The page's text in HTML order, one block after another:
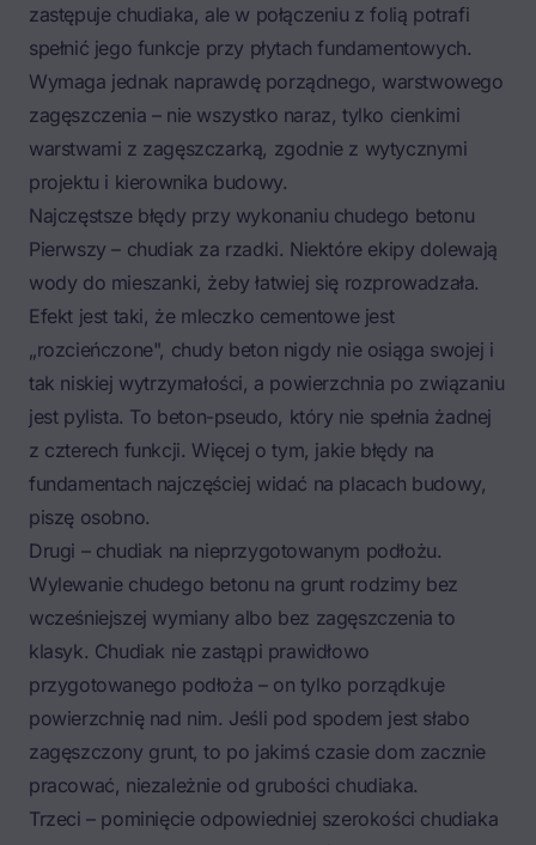
zastępuje chudiaka, ale w połączeniu z folią potrafi
spełnić jego funkcje przy płytach fundamentowych.
Wymaga jednak naprawdę porządnego, warstwowego
zagęszczenia – nie wszystko naraz, tylko cienkimi
warstwami z zagęszczarką, zgodnie z wytycznymi
projektu i kierownika budowy.
Najczęstsze błędy przy wykonaniu chudego betonu
Pierwszy – chudiak za rzadki. Niektóre ekipy dolewają
wody do mieszanki, żeby łatwiej się rozprowadzała.
Efekt jest taki, że mleczko cementowe jest
„rozcieńczone", chudy beton nigdy nie osiąga swojej i
tak niskiej wytrzymałości, a powierzchnia po związaniu
jest pylista. To beton-pseudo, który nie spełnia żadnej
z czterech funkcji. Więcej o tym, jakie błędy na
fundamentach najczęściej widać na placach budowy,
piszę osobno.
Drugi – chudiak na nieprzygotowanym podłożu.
Wylewanie chudego betonu na grunt rodzimy bez
wcześniejszej wymiany albo bez zagęszczenia to
klasyk. Chudiak nie zastąpi prawidłowo
przygotowanego podłoża – on tylko porządkuje
powierzchnię nad nim. Jeśli pod spodem jest słabo
zagęszczony grunt, to po jakimś czasie dom zacznie
pracować, niezależnie od grubości chudiaka.
Trzeci – pominięcie odpowiedniej szerokości chudiaka